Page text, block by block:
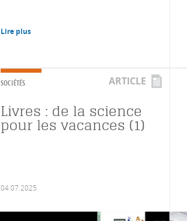
Lire plus
SOCIÉTÉS ARTICLE
Livres : de la science
pour les vacances (1)
04.07.2025